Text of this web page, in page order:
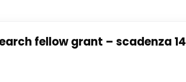
fellow grant – scadenza 14